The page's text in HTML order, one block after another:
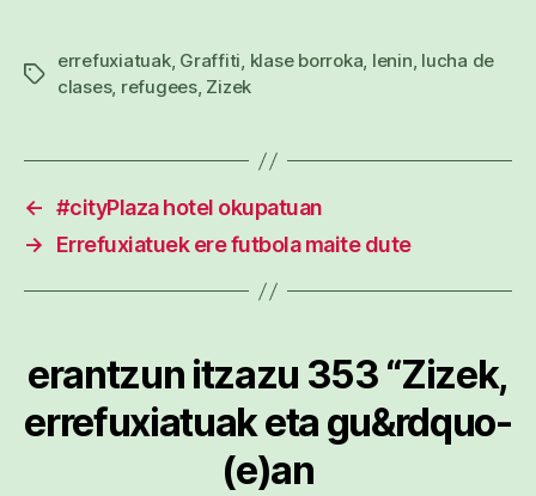
Etiketak
errefuxiatuak, Graffiti, klase borroka, lenin, lucha de
clases, refugees, Zizek
← #cityPlaza hotel okupatuan
→
Errefuxiatuek ere futbola maite dute
erantzun itzazu 353 “Zizek,
errefuxiatuak eta gu&rdquo-
(e)an